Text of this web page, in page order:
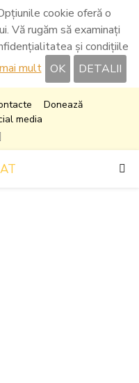
cookie oferă o
Vă rugăm să examinați
și condițiile
mult OK DETALII
Donează
media